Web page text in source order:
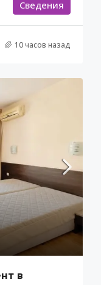
Cведения
10 часов назад
в